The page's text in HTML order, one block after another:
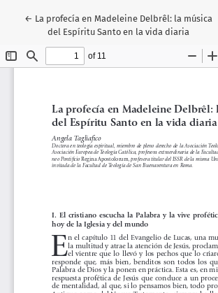
← Volver a los detalles del artículo
La profecía en Madeleine Delbrêl: la música
del Espíritu Santo en la vida diaria